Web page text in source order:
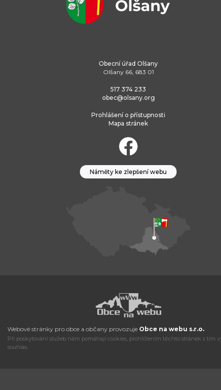
Obecní úřad Olšany
Olšany 66, 683 01
517 374 233
obec@olsany.org
Prohlášení o přístupnosti
Mapa stránek
Náměty ke zlepšení webu
Webové stránky pro obce a občany provozuje Obce na webu s.r.o.
Při poskytování služeb nám pomáhají cookies, prohlížením těchto stránek s tím
souhlas.